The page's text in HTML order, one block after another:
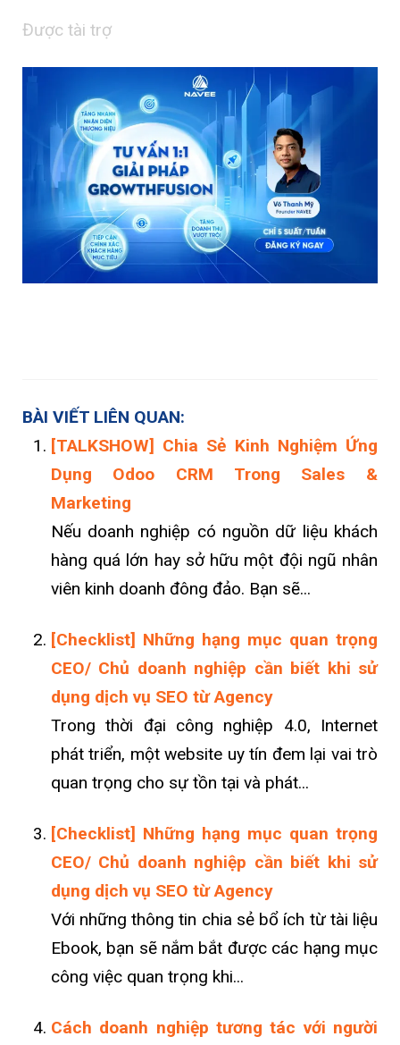
Được tài trợ
BÀI VIẾT LIÊN QUAN:
[TALKSHOW] Chia Sẻ Kinh Nghiệm Ứng
Dụng Odoo CRM Trong Sales &
Marketing
Nếu doanh nghiệp có nguồn dữ liệu khách
hàng quá lớn hay sở hữu một đội ngũ nhân
viên kinh doanh đông đảo. Bạn sẽ...
[Checklist] Những hạng mục quan trọng
CEO/ Chủ doanh nghiệp cần biết khi sử
dụng dịch vụ SEO từ Agency
Trong thời đại công nghiệp 4.0, Internet
phát triển, một website uy tín đem lại vai trò
quan trọng cho sự tồn tại và phát...
[Checklist] Những hạng mục quan trọng
CEO/ Chủ doanh nghiệp cần biết khi sử
dụng dịch vụ SEO từ Agency
Với những thông tin chia sẻ bổ ích từ tài liệu
Ebook, bạn sẽ nắm bắt được các hạng mục
công việc quan trọng khi...
Cách doanh nghiệp tương tác với người